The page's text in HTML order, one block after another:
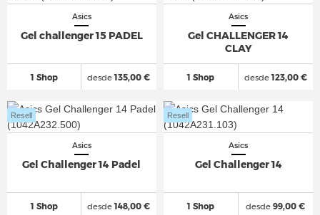
Asics
Gel challenger 15 PADEL
1 Shop desde135,00 €
Asics
Gel CHALLENGER 14
CLAY
1 Shop desde123,00 €
Asics
Gel Challenger 14 Padel
1 Shop
Resell
desde148,00 €
Asics
Gel Challenger 14
1 Shop
Resell
desde 99,00 €